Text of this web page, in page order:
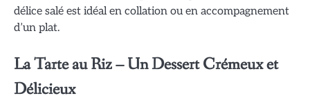
délice salé est idéal en collation ou en accompagnement
d’un plat.
La Tarte au Riz – Un Dessert Crémeux et
Délicieux